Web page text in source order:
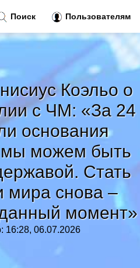
Коэльо о
с ЧМ: «За 24
основания
мы можем быть
Стать
мира снова –
момент»
16:28, 06.07.2026
Поиск Пользователям